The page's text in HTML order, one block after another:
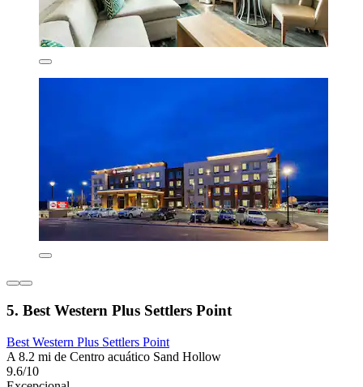
5. Best Western Plus Settlers Point
Best Western Plus Settlers Point
A 8.2 mi de Centro acuático Sand Hollow
9.6/10